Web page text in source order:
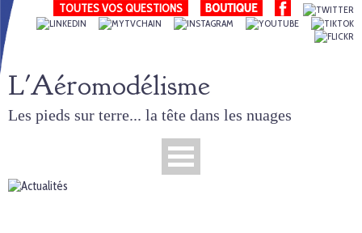
TOUTES VOS QUESTIONS
L'Aéromodélisme
Les pieds sur terre... la tête dans les nuages